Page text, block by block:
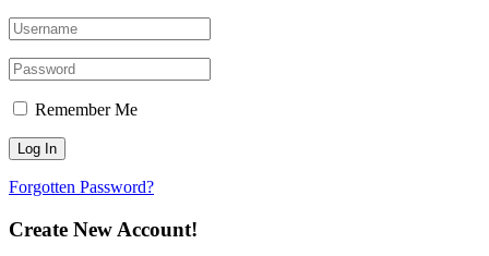
Remember Me
Forgotten Password?
Create New Account!